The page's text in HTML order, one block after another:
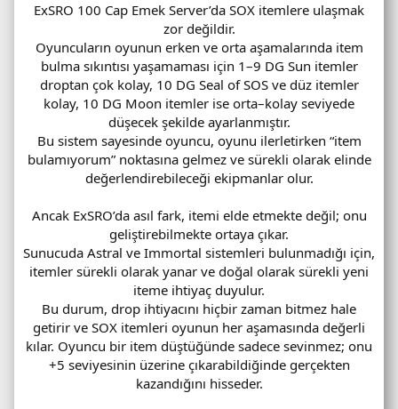
ExSRO 100 Cap Emek Server’da SOX itemlere ulaşmak
zor değildir.
Oyuncuların oyunun erken ve orta aşamalarında item
bulma sıkıntısı yaşamaması için 1–9 DG Sun itemler
droptan çok kolay, 10 DG Seal of SOS ve düz itemler
kolay, 10 DG Moon itemler ise orta–kolay seviyede
düşecek şekilde ayarlanmıştır.
Bu sistem sayesinde oyuncu, oyunu ilerletirken “item
bulamıyorum” noktasına gelmez ve sürekli olarak elinde
değerlendirebileceği ekipmanlar olur.
Ancak ExSRO’da asıl fark, itemi elde etmekte değil; onu
geliştirebilmekte ortaya çıkar.
Sunucuda Astral ve Immortal sistemleri bulunmadığı için,
itemler sürekli olarak yanar ve doğal olarak sürekli yeni
iteme ihtiyaç duyulur.
Bu durum, drop ihtiyacını hiçbir zaman bitmez hale
getirir ve SOX itemleri oyunun her aşamasında değerli
kılar. Oyuncu bir item düştüğünde sadece sevinmez; onu
+5 seviyesinin üzerine çıkarabildiğinde gerçekten
kazandığını hisseder.